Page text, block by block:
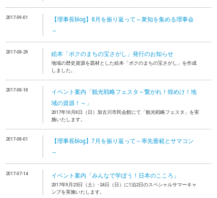
2017-09-01
【理事長blog】8月を振り返って～衆知を集める理事会
～
2017-08-29 絵本「ボクのまちの宝さがし」発行のお知らせ
地域の歴史資源を題材とした絵本「ボクのまちの宝さがし」を作成
しました。
2017-08-18
イベント案内「観光戦略フェスタ～繋がれ！煌めけ！地
域の資源！～」
2017年10月8日（日）加古川市民会館にて「観光戦略フェスタ」を実
施いたします。
2017-08-01
【理事長blog】7月を振り返って～率先垂範とサマコン
～
2017-07-14 イベント案内「みんなで学ぼう！日本のこころ」
2017年9月23日（土）･24日（日）に1泊2日のスペシャルサマーキャ
ンプを実施いたします。